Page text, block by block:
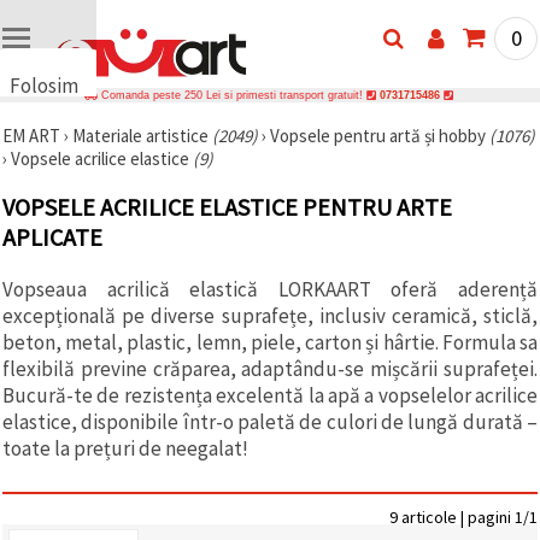
Folosim
uri
🍪 Folosim
și
tehnologii
similare
asigura
funcționarea
corectă a
site-ului,
pentru a vă
îmbunătăți
experiența
și, cu
acordul
dumneavoastră,
analiza
0
Comanda peste 250 Lei si primesti transport gratuit! 0731715486
EM ART › Materiale artistice (2049)› Vopsele pentru artă și hobby (1076)
› Vopsele acrilice elastice (9)
VOPSELE ACRILICE ELASTICE PENTRU ARTE
APLICATE
Vopseaua acrilică elastică LORKAART oferă aderență
excepțională pe diverse suprafețe, inclusiv ceramică, sticlă,
beton, metal, plastic, lemn, piele, carton și hârtie. Formula sa
flexibilă previne crăparea, adaptându-se mișcării suprafeței.
Bucură-te de rezistența excelentă la apă a vopselelor acrilice
elastice, disponibile într-o paletă de culori de lungă durată –
toate la prețuri de neegalat!
9 articole | pagini 1/1